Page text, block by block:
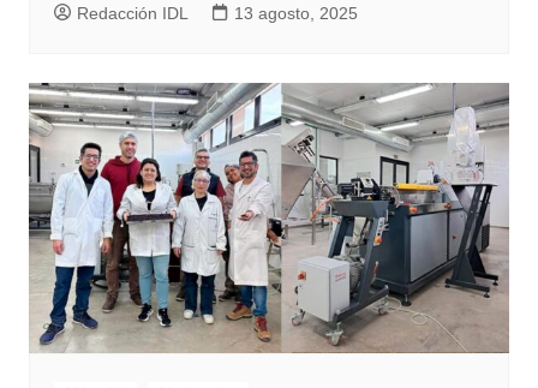
Redacción IDL 13 agosto, 2025